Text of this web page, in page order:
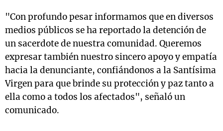
"Con profundo pesar informamos que en diversos
medios públicos se ha reportado la detención de
un sacerdote de nuestra comunidad. Queremos
expresar también nuestro sincero apoyo y empatía
hacia la denunciante, confiándonos a la Santísima
Virgen para que brinde su protección y paz tanto a
ella como a todos los afectados", señaló un
comunicado.